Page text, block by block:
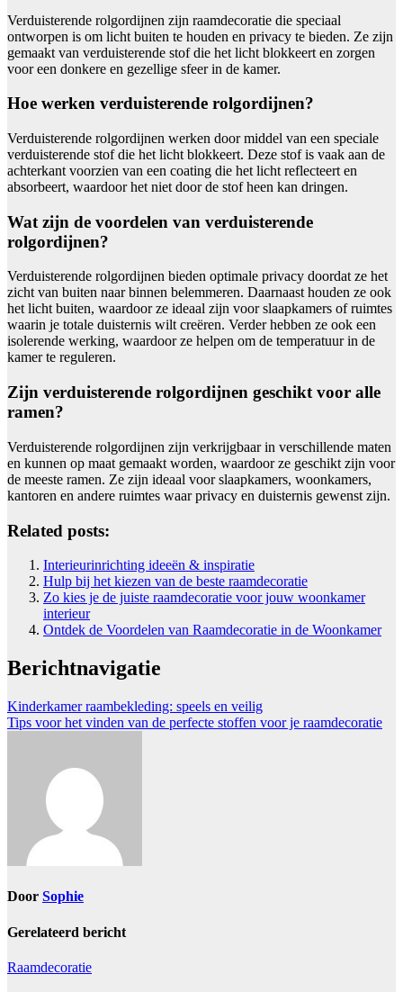
Verduisterende rolgordijnen zijn raamdecoratie die speciaal
ontworpen is om licht buiten te houden en privacy te bieden. Ze zijn
gemaakt van verduisterende stof die het licht blokkeert en zorgen
voor een donkere en gezellige sfeer in de kamer.
Hoe werken verduisterende rolgordijnen?
Verduisterende rolgordijnen werken door middel van een speciale
verduisterende stof die het licht blokkeert. Deze stof is vaak aan de
achterkant voorzien van een coating die het licht reflecteert en
absorbeert, waardoor het niet door de stof heen kan dringen.
Wat zijn de voordelen van verduisterende
rolgordijnen?
Verduisterende rolgordijnen bieden optimale privacy doordat ze het
zicht van buiten naar binnen belemmeren. Daarnaast houden ze ook
het licht buiten, waardoor ze ideaal zijn voor slaapkamers of ruimtes
waarin je totale duisternis wilt creëren. Verder hebben ze ook een
isolerende werking, waardoor ze helpen om de temperatuur in de
kamer te reguleren.
Zijn verduisterende rolgordijnen geschikt voor alle
ramen?
Verduisterende rolgordijnen zijn verkrijgbaar in verschillende maten
en kunnen op maat gemaakt worden, waardoor ze geschikt zijn voor
de meeste ramen. Ze zijn ideaal voor slaapkamers, woonkamers,
kantoren en andere ruimtes waar privacy en duisternis gewenst zijn.
Related posts:
Interieurinrichting ideeën & inspiratie
Hulp bij het kiezen van de beste raamdecoratie
Zo kies je de juiste raamdecoratie voor jouw woonkamer
interieur
Ontdek de Voordelen van Raamdecoratie in de Woonkamer
Berichtnavigatie
Kinderkamer raambekleding: speels en veilig
Tips voor het vinden van de perfecte stoffen voor je raamdecoratie
Door Sophie
Gerelateerd bericht
Raamdecoratie